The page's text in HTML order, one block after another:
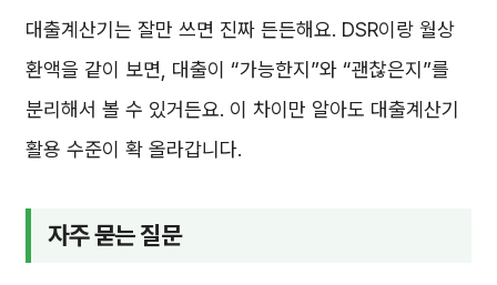
대출계산기는 잘만 쓰면 진짜 든든해요. DSR이랑 월상
환액을 같이 보면, 대출이 “가능한지”와 “괜찮은지”를
분리해서 볼 수 있거든요. 이 차이만 알아도 대출계산기
활용 수준이 확 올라갑니다.
자주 묻는 질문